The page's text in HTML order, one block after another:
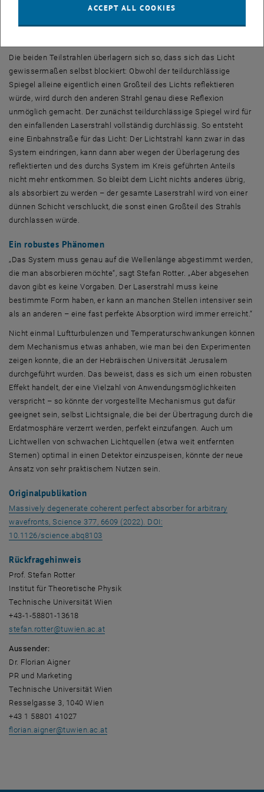
auslöscht“, erklären Yevgeny Slobodkin und Gil Weinberg, die beiden
Doktoratsstudenten, die das Experiment in Jerusalem aufgebaut
Die beiden Teilstrahlen überlagern sich so, dass sich das Licht
gewissermaßen selbst blockiert: Obwohl der teildurchlässige
Spiegel alleine eigentlich einen Großteil des Lichts reflektieren
würde, wird durch den anderen Strahl genau diese Reflexion
unmöglich gemacht. Der zunächst teildurchlässige Spiegel wird für
den einfallenden Laserstrahl vollständig durchlässig. So entsteht
eine Einbahnstraße für das Licht: Der Lichtstrahl kann zwar in das
System eindringen, kann dann aber wegen der Überlagerung des
reflektierten und des durchs System im Kreis geführten Anteils
nicht mehr entkommen. So bleibt dem Licht nichts anderes übrig,
als absorbiert zu werden – der gesamte Laserstrahl wird von einer
dünnen Schicht verschluckt, die sonst einen Großteil des Strahls
durchlassen würde.
Ein robustes Phänomen
„Das System muss genau auf die Wellenlänge abgestimmt werden,
die man absorbieren möchte“, sagt Stefan Rotter. „Aber abgesehen
davon gibt es keine Vorgaben. Der Laserstrahl muss keine
bestimmte Form haben, er kann an manchen Stellen intensiver sein
als an anderen – eine fast perfekte Absorption wird immer erreicht.“
Nicht einmal Luftturbulenzen und Temperaturschwankungen können
dem Mechanismus etwas anhaben, wie man bei den Experimenten
zeigen konnte, die an der Hebräischen Universität Jerusalem
durchgeführt wurden. Das beweist, dass es sich um einen robusten
Effekt handelt, der eine Vielzahl von Anwendungsmöglichkeiten
verspricht – so könnte der vorgestellte Mechanismus gut dafür
geeignet sein, selbst Lichtsignale, die bei der Übertragung durch die
Erdatmosphäre verzerrt werden, perfekt einzufangen. Auch um
Lichtwellen von schwachen Lichtquellen (etwa weit entfernten
Sternen) optimal in einen Detektor einzuspeisen, könnte der neue
Ansatz von sehr praktischem Nutzen sein.
Originalpublikation
Massively degenerate coherent perfect absorber for arbitrary
wavefronts, Science 377, 6609 (2022). DOI:
10.1126/science.abq8103, opens an external URL in a new window
Rückfragehinweis
Prof. Stefan Rotter
Institut für Theoretische Physik
Technische Universität Wien
+43-1-58801-13618
stefan.rotter@tuwien.ac.at
Aussender:
Dr. Florian Aigner
PR und Marketing
Technische Universität Wien
Resselgasse 3, 1040 Wien
+43 1 58801 41027
florian.aigner@tuwien.ac.at
ACCEPT ALL COOKIES